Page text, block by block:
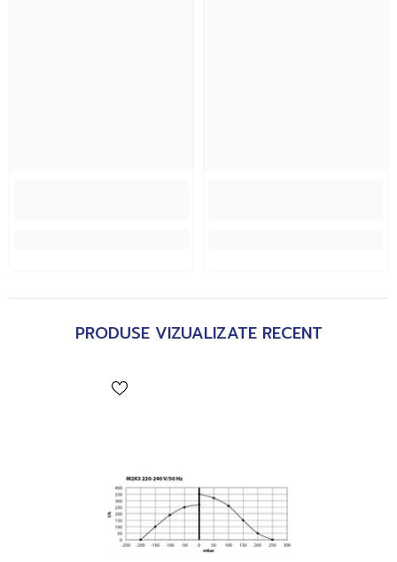
PRODUSE VIZUALIZATE RECENT